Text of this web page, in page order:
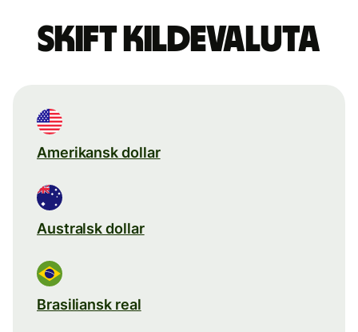
Skift kildevaluta
Amerikansk dollar
Australsk dollar
Brasiliansk real